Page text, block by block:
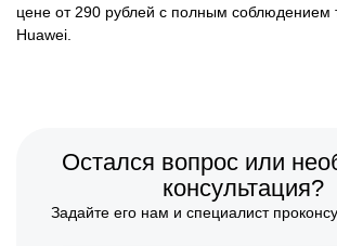
цене от 290 рублей с полным соблюдением
Huawei.
Остался вопрос или
консультация?
Задайте его нам и специалист